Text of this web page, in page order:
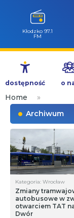
Przejdź
treści
Wołów 99.6
FM
dostępność o
Home
»
Archiwum
Kategoria: Wrocław
Zmiany
autobusowe w
otwarciem TAT
Dwór